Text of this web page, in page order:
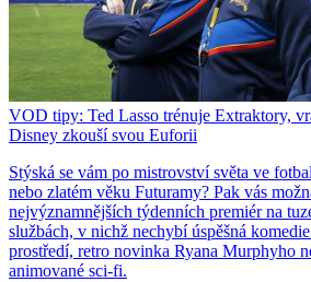
VOD tipy: Ted Lasso trénuje Extraktory,
Disney zkouší svou Euforii
Stýská se vám po mistrovství světa ve
nebo zlatém věku Futuramy? Pak vás
nejvýznamnějších týdenních premiér na
službách, v nichž nechybí úspěšná
prostředí, retro novinka Ryana Murphyho
animované sci-fi.